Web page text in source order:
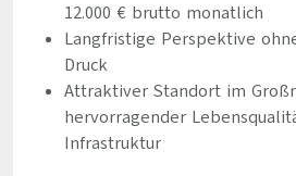
12.000 € brutto monatlich
Langfristige Perspektive
Druck
Attraktiver Standort im
hervorragender
Infrastruktur